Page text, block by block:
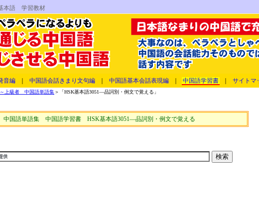
本語 学習教材
音編 中国語会話きまり文句編 中国語基本会話表現編 中国語学習書 サイトマ
上級者 中国語単語集＞「HSK基本語3051―品詞別・例文で覚える」
中国語単語集 中国語学習書 HSK基本語3051―品詞別・例文で覚える